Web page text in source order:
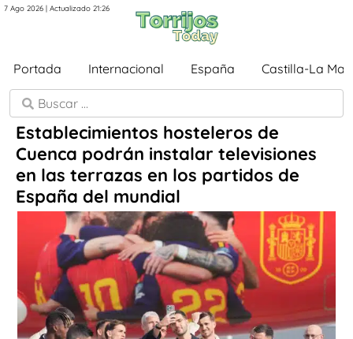
7 Ago 2026 | Actualizado 21:26
Portada Internacional España Castilla-La
Establecimientos hosteleros de
Cuenca podrán instalar televisiones
en las terrazas en los partidos de
España del mundial